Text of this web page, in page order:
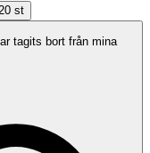
tagits bort från mina